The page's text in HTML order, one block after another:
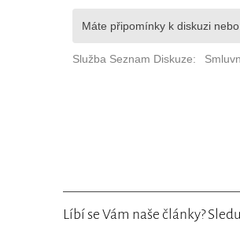
Líbí se Vám naše články?